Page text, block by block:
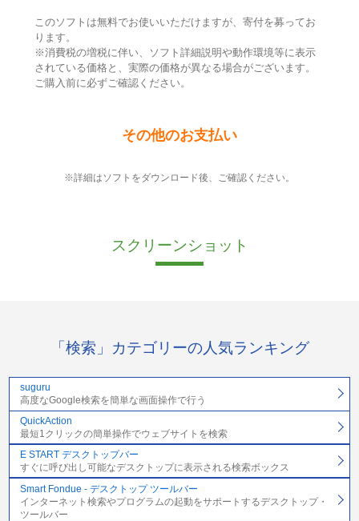
このソフトは無料でお使いいただけますが、寄付を募ってお
ります。
※消費税の増税に伴い、ソフト詳細説明や動作環境等に表示
されている価格と、実際の価格が異なる場合がございます。
ご購入前に必ずご確認ください。
その他のお支払い
※詳細はソフトをダウンロード後、ご確認ください。
スクリーンショット
「検索」カテゴリーの人気ランキング
suguru
高度なGoogle検索を簡単な画面操作で行う
QuickAction
最短1クリックの簡単操作でウェブサイトを検索
E START デスクトップバー
すぐに呼び出し可能なデスクトップに表示される検索ボックス
Smart Fondue - デスクトップ ツールバー
インターネット検索やプログラムの起動をサポートするデスクトップ・
ツールバー